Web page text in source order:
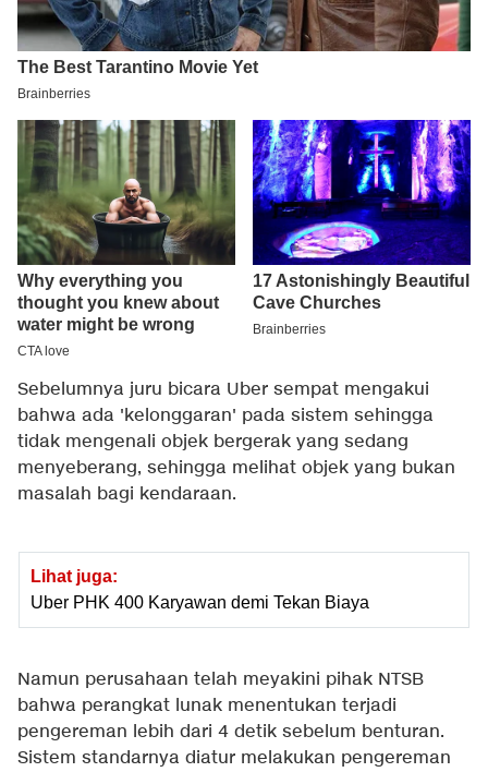
Sebelumnya juru bicara Uber sempat mengakui
bahwa ada 'kelonggaran' pada sistem sehingga
tidak mengenali objek bergerak yang sedang
menyeberang, sehingga melihat objek yang bukan
masalah bagi kendaraan.
Lihat juga:
Uber PHK 400 Karyawan demi Tekan Biaya
Namun perusahaan telah meyakini pihak NTSB
bahwa perangkat lunak menentukan terjadi
pengereman lebih dari 4 detik sebelum benturan.
Sistem standarnya diatur melakukan pengereman